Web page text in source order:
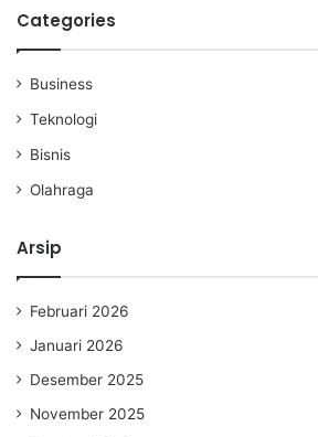
Categories
Business
Teknologi
Bisnis
Olahraga
Arsip
Februari 2026
Januari 2026
Desember 2025
November 2025